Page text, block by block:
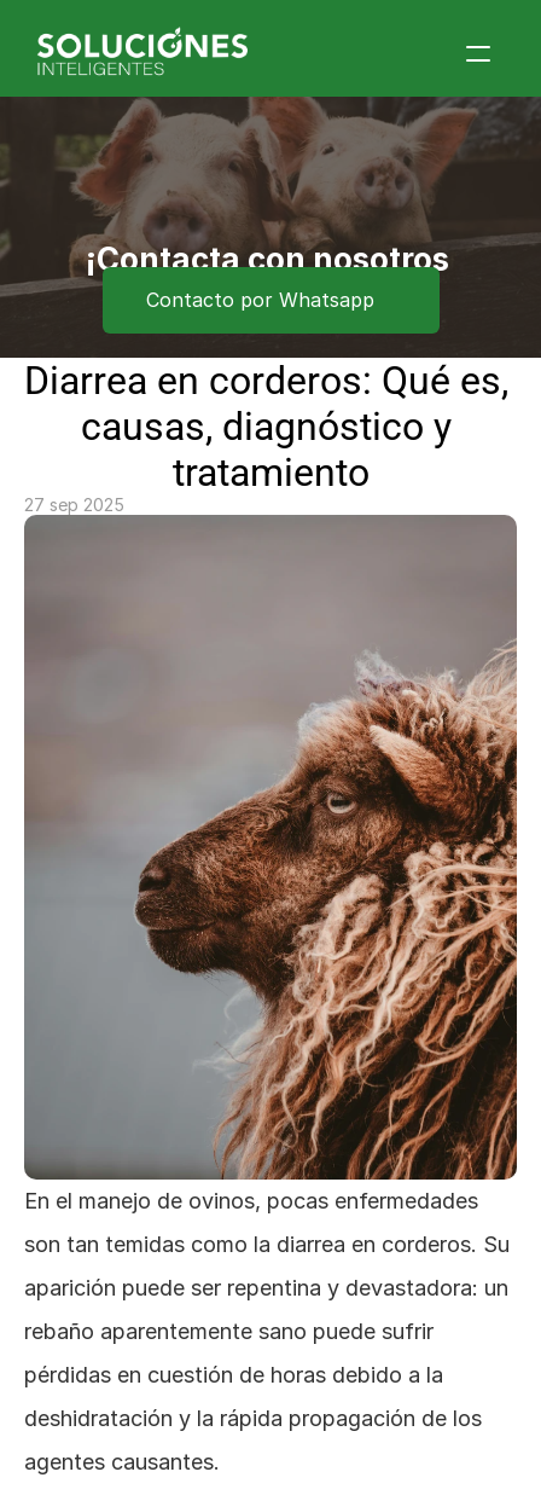
Home
Quiénes Somos
Productos
Blog
Contacto
Eventos
¡Contacta con nosotros
ahora!
Contacto por Whatsapp
Diarrea en corderos: Qué es,
causas, diagnóstico y
tratamiento
27 sep 2025
En el manejo de ovinos, pocas enfermedades
son tan temidas como la diarrea en corderos. Su
aparición puede ser repentina y devastadora: un
rebaño aparentemente sano puede sufrir
pérdidas en cuestión de horas debido a la
deshidratación y la rápida propagación de los
agentes causantes.